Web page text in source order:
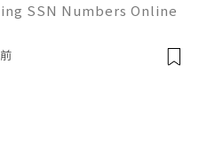
SSN Numbers Online
as the foundational infr